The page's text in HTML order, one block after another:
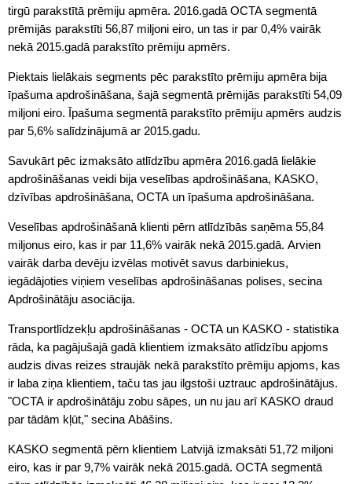
tirgū parakstītā prēmiju apmēra. 2016.gadā OCTA segmentā
prēmijās parakstīti 56,87 miljoni eiro, un tas ir par 0,4% vairāk
nekā 2015.gadā parakstīto prēmiju apmērs.
Piektais lielākais segments pēc parakstīto prēmiju apmēra bija
īpašuma apdrošināšana, šajā segmentā prēmijās parakstīti 54,09
miljoni eiro. Īpašuma segmentā parakstīto prēmiju apmērs audzis
par 5,6% salīdzinājumā ar 2015.gadu.
Savukārt pēc izmaksāto atlīdzību apmēra 2016.gadā lielākie
apdrošināšanas veidi bija veselības apdrošināšana, KASKO,
dzīvības apdrošināšana, OCTA un īpašuma apdrošināšana.
Veselības apdrošināšanā klienti pērn atlīdzībās saņēma 55,84
miljonus eiro, kas ir par 11,6% vairāk nekā 2015.gadā. Arvien
vairāk darba devēju izvēlas motivēt savus darbiniekus,
iegādājoties viņiem veselības apdrošināšanas polises, secina
Apdrošinātāju asociācija.
Transportlīdzekļu apdrošināšanas - OCTA un KASKO - statistika
rāda, ka pagājušajā gadā klientiem izmaksāto atlīdzību apjoms
audzis divas reizes straujāk nekā parakstīto prēmiju apjoms, kas
ir laba ziņa klientiem, taču tas jau ilgstoši uztrauc apdrošinātājus.
"OCTA ir apdrošinātāju zobu sāpes, un nu jau arī KASKO draud
par tādām kļūt," secina Abāšins.
KASKO segmentā pērn klientiem Latvijā izmaksāti 51,72 miljoni
eiro, kas ir par 9,7% vairāk nekā 2015.gadā. OCTA segmentā